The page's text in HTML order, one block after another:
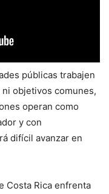
públicas trabajen
objetivos comunes,
operan como
y con
difícil avanzar en
Costa Rica enfrenta